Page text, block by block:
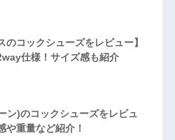
のコックシューズをレビュー】
仕様！サイズ感も紹介
ン)のコックシューズをレビュ
や重量など紹介！